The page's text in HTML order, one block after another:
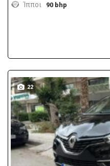
Ίπποι 90 bhp
22